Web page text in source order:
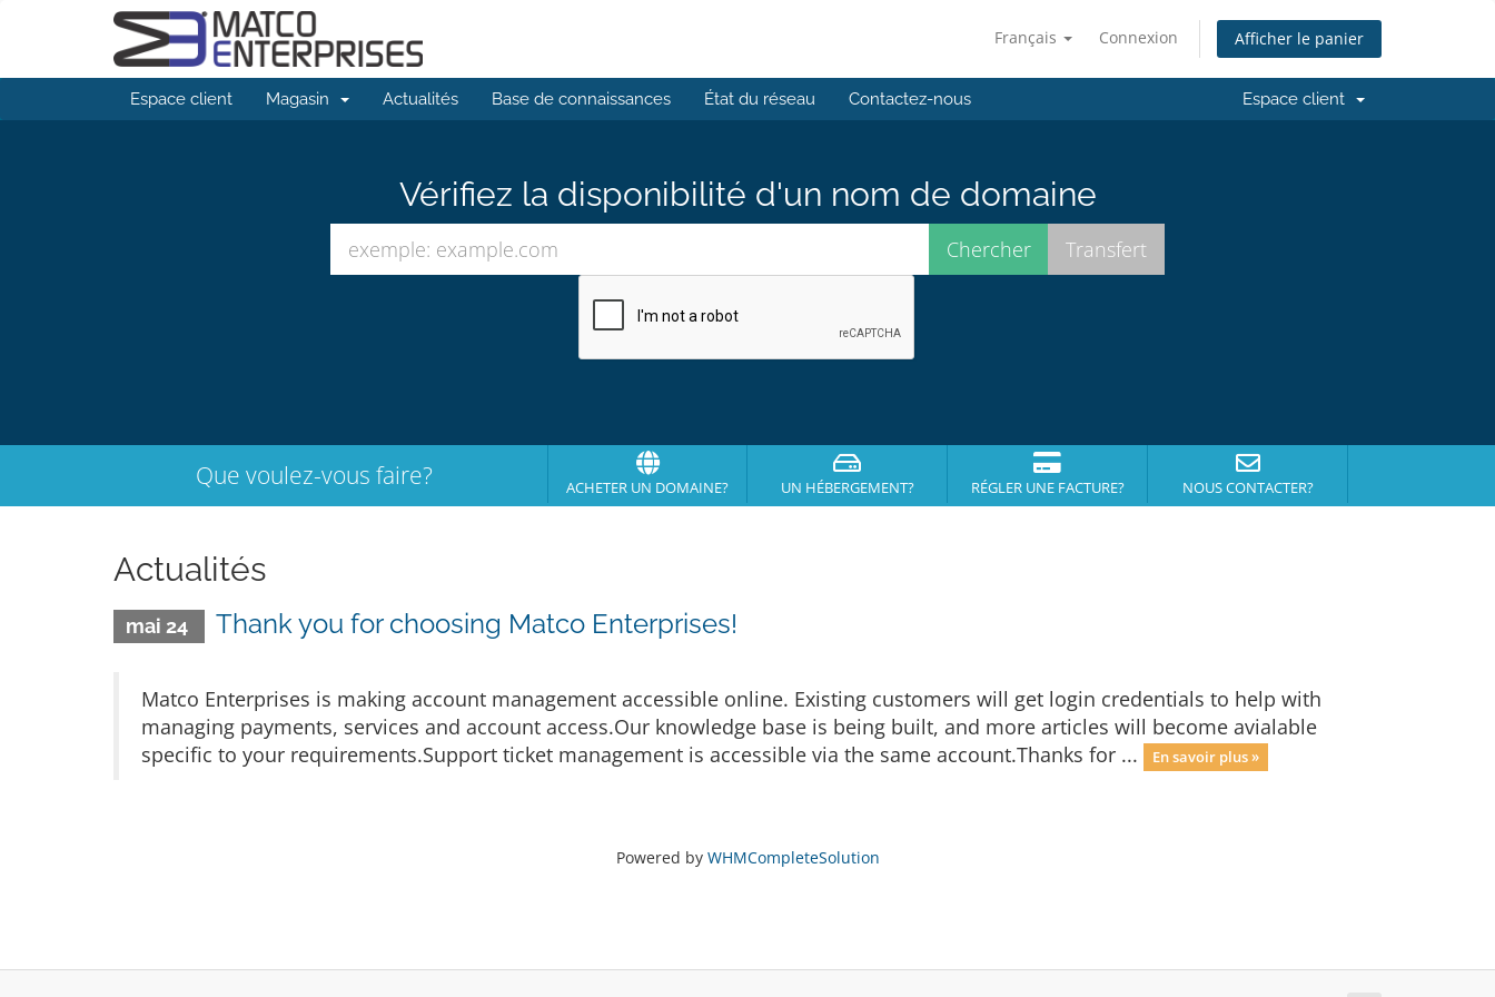
Français Connexion Afficher le panier
Espace client Magasin Actualités Base de connaissances État du réseau Contactez-nous Espace client
Vérifiez la disponibilité d'un nom de domaine
Que voulez-vous faire? ACHETER UN DOMAINE? UN HÉBERGEMENT? RÉGLER UNE FACTURE? NOUS CONTACTER?
Actualités
mai 24 Thank you for choosing Matco Enterprises!
Matco Enterprises is making account management accessible online. Existing customers will get login credentials to help with
managing payments, services and account access.Our knowledge base is being built, and more articles will become avialable
specific to your requirements.Support ticket management is accessible via the same account.Thanks for ...
En savoir plus »
Powered by WHMCompleteSolution